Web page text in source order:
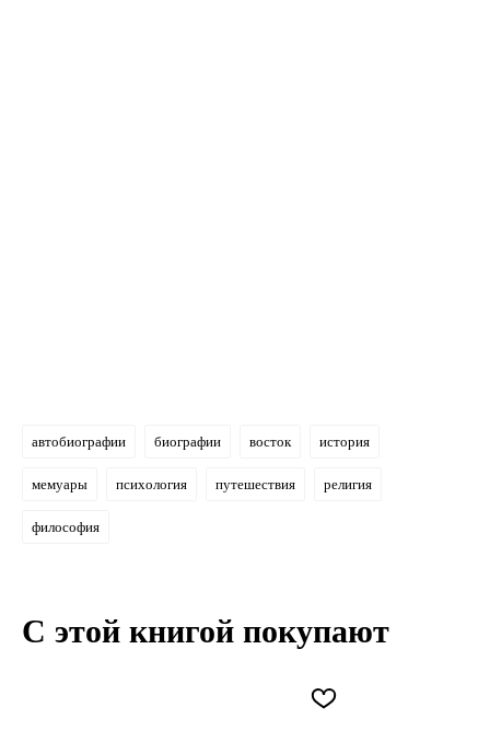
автобиографии биографии восток история
мемуары психология путешествия религия
философия
С этой книгой покупают